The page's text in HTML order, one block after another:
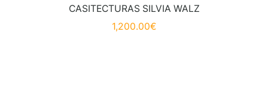
CASITECTURAS SILVIA WALZ
1,200.00€